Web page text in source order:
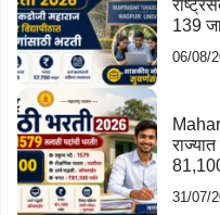
139
06/08/
31/07/